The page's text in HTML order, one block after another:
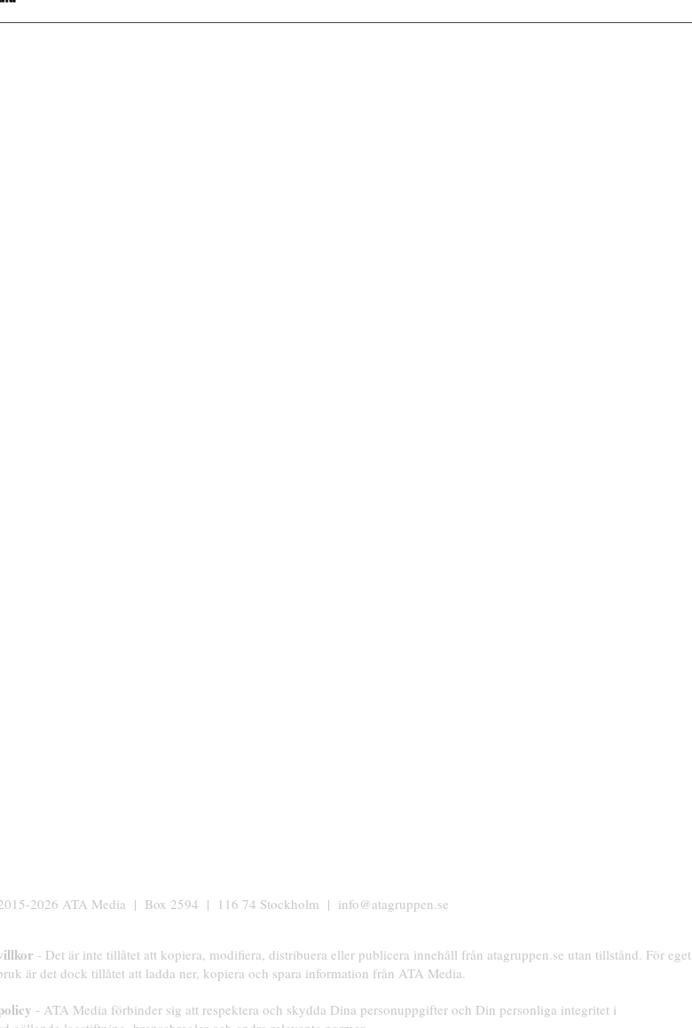
2026 ATA Media | Box 2594 | 116 74 Stockholm | info@atagruppen.se
- Det är inte tillåtet att kopiera, modifiera, distribuera eller publicera innehåll från atagruppen.se utan tillstånd. För eget
är det dock tillåtet att ladda ner, kopiera och spara information från ATA Media.
- ATA Media förbinder sig att respektera och skydda Dina personuppgifter och Din personliga integritet i